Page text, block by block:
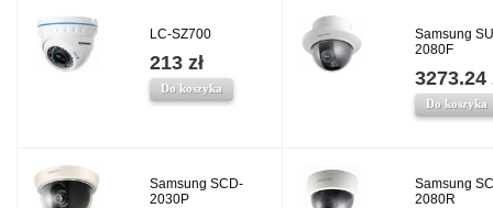
LC-SZ700
213 zł
Do koszyka
Samsung
2080F
3273.24
Do koszyka
Samsung SCD-
2030P
Samsung
2080R